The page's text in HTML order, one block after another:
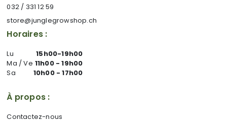
032 / 331 12 59
store@junglegrowshop.ch
Horaires :
Lu
15h00-19h00
Ma / Ve 11h00 - 19h00
Sa
10h00 - 17h00
À propos :
Contactez-nous